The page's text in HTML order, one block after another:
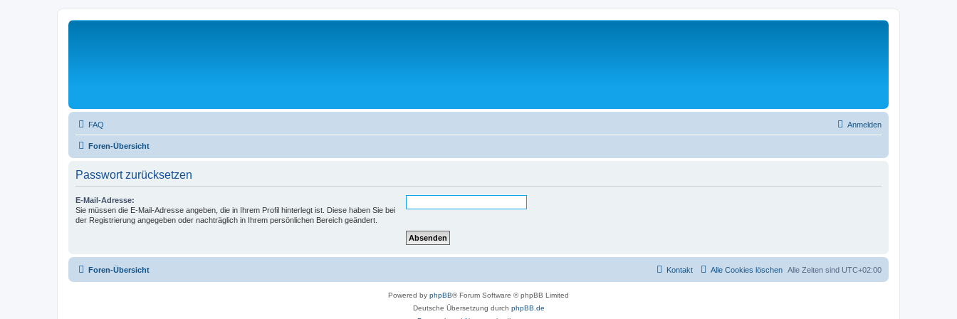
FAQ Anmelden
Foren-Übersicht
Passwort zurücksetzen
E-Mail-Adresse:
Sie müssen die E-Mail-Adresse angeben, die in Ihrem Profil hinterlegt ist. Diese haben Sie bei
der Registrierung angegeben oder nachträglich in Ihrem persönlichen Bereich geändert.
Foren-Übersicht Alle Zeiten sind UTC+02:00
Alle Cookies löschen
Kontakt
Powered by phpBB® Forum Software © phpBB Limited
Deutsche Übersetzung durch phpBB.de